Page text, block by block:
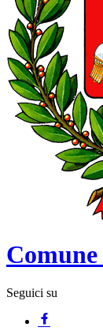
Seguici su